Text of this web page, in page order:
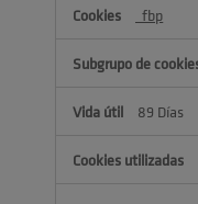
_fbp
89 Días